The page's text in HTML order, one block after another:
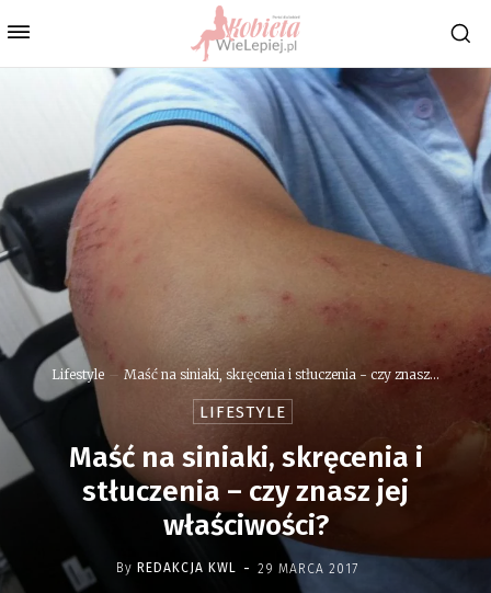
Lifestyle Maść na siniaki, skręcenia i stłuczenia - czy znasz...
LIFESTYLE
Maść na siniaki, skręcenia i
stłuczenia – czy znasz jej
właściwości?
By REDAKCJA KWL - 29 MARCA 2017